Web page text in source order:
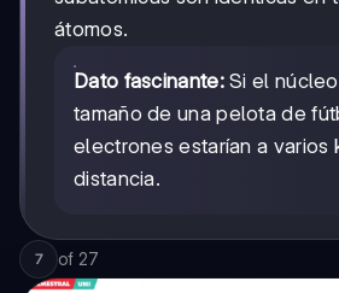
átomos.
Dato fascinante:Si el
tamaño de una pelota de
electrones estarían a varios
distancia.
7 of 27